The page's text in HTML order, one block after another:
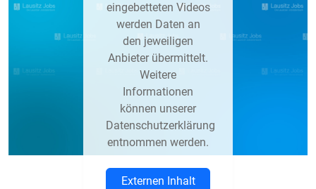
eingebetteten Videos
werden Daten an
den jeweiligen
Anbieter übermittelt.
Weitere
Informationen
können unserer
Datenschutzerklärung
entnommen werden.
Externen Inhalt